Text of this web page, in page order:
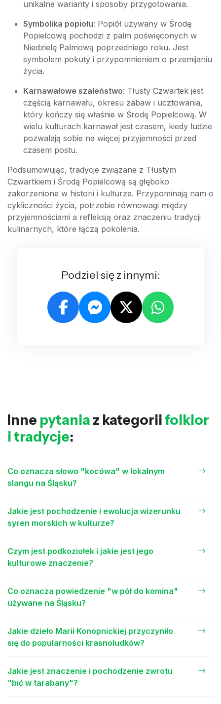
unikalne warianty i sposoby przygotowania.
Symbolika popiołu: Popiół używany w Środę
Popielcową pochodzi z palm poświęconych w
Niedzielę Palmową poprzedniego roku. Jest
symbolem pokuty i przypomnieniem o przemijaniu
życia.
Karnawałowe szaleństwo: Tłusty Czwartek jest
częścią karnawału, okresu zabaw i ucztowania,
który kończy się właśnie w Środę Popielcową. W
wielu kulturach karnawał jest czasem, kiedy ludzie
pozwalają sobie na więcej przyjemności przed
czasem postu.
Podsumowując, tradycje związane z Tłustym
Czwartkiem i Środą Popielcową są głęboko
zakorzenione w historii i kulturze. Przypominają nam o
cykliczności życia, potrzebie równowagi między
przyjemnościami a refleksją oraz znaczeniu tradycji
kulinarnych, które łączą pokolenia.
Podziel się z innymi:
Inne pytania z kategoriifolklor
i tradycje:
Co oznacza słowo "kocówa" w lokalnym
slangu na Śląsku?
Jakie jest pochodzenie i ewolucja wizerunku
syren morskich w kulturze?
Czym jest podkoziołek i jakie jest jego
kulturowe znaczenie?
Co oznacza powiedzenie "w pół do komina"
używane na Śląsku?
Jakie dzieło Marii Konopnickiej przyczyniło
się do popularności krasnoludków?
Jakie jest znaczenie i pochodzenie zwrotu
"bić w tarabany"?